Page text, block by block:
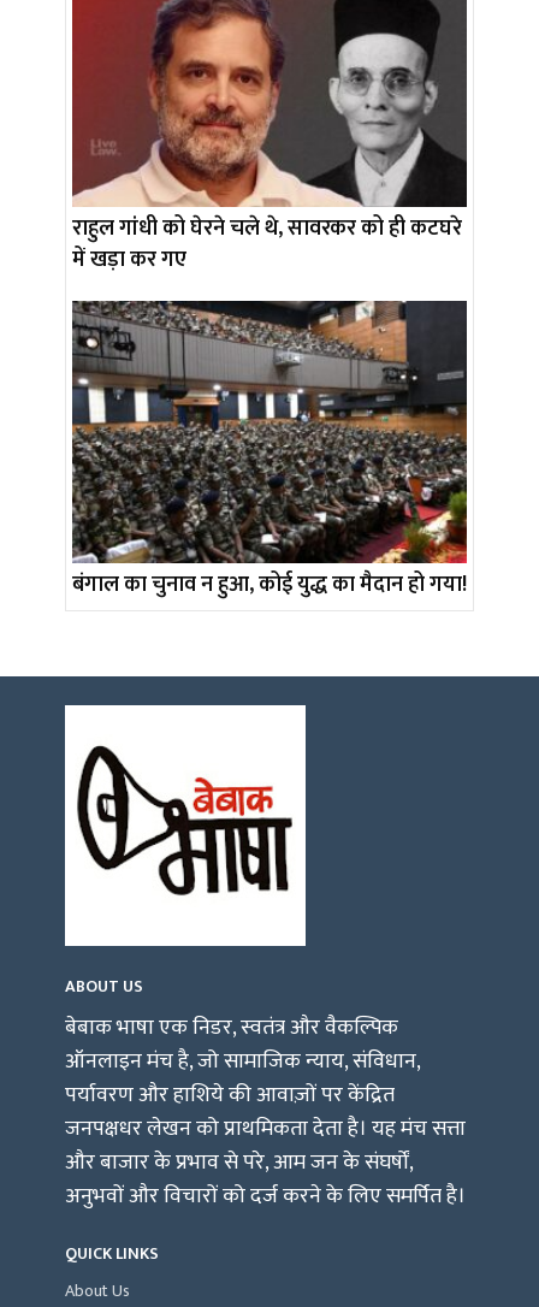
राहुल गांधी को घेरने चले थे, सावरकर को ही कटघरे
में खड़ा कर गए
बंगाल का चुनाव न हुआ, कोई युद्ध का मैदान हो गया!
ABOUT US
बेबाक भाषा एक निडर, स्वतंत्र और वैकल्पिक
ऑनलाइन मंच है, जो सामाजिक न्याय, संविधान,
पर्यावरण और हाशिये की आवाज़ों पर केंद्रित
जनपक्षधर लेखन को प्राथमिकता देता है। यह मंच सत्ता
और बाजार के प्रभाव से परे, आम जन के संघर्षों,
अनुभवों और विचारों को दर्ज करने के लिए समर्पित है।
QUICK LINKS
About Us